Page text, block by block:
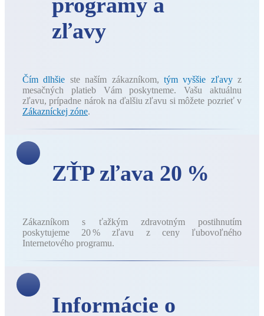
programy a
zľavy
Čím dlhšie ste naším zákazníkom, tým vyššie zľavyz
mesačných platieb Vám poskytneme. Vašu aktuálnu
zľavu, prípadne nárok na ďalšiu zľavu si môžete pozrieť v
Zákazníckej zóne.
ZŤP zľava 20 %
Zákazníkom s ťažkým zdravotným postihnutím
poskytujeme 20 % zľavu z ceny ľubovoľného
Internetového programu.
Informácie o